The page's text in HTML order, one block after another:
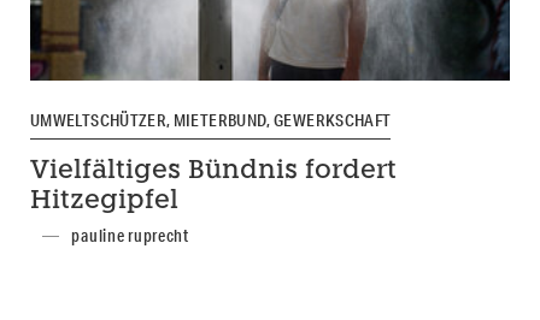
UMWELTSCHÜTZER, MIETERBUND, GEWERKSCHAFT
Vielfältiges Bündnis fordert
Hitzegipfel
pauline ruprecht